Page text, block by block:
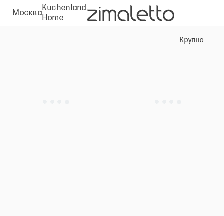
Москва
Kuchenland
Home
Крупно